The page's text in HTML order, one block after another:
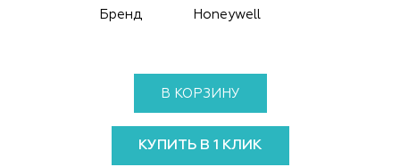
Бренд Honeywell
В КОРЗИНУ
КУПИТЬ В 1 КЛИК